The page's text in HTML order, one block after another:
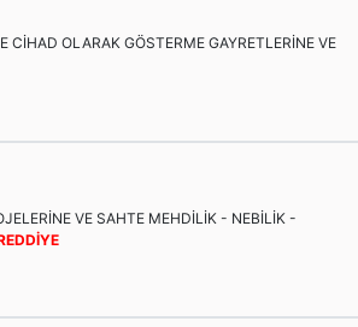
CİHAD OLARAK GÖSTERME GAYRETLERİNE VE
VE SAHTE MEHDİLİK - NEBİLİK -